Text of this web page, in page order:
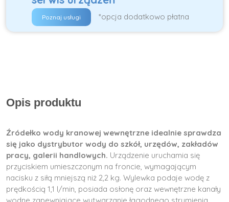
Poznaj usługi *opcja dodatkowo płatna
Opis produktu
Źródełko wody kranowej wewnętrzne idealnie sprawdza
się jako dystrybutor wody do szkół, urzędów, zakładów
pracy, galerii handlowych. Urządzenie uruchamia się
przyciskiem umieszczonym na froncie, wymagającym
nacisku z siłą mniejszą niż 2,2 kg. Wylewka podaje wodę z
prędkością 1,1 l/min, posiada osłonę oraz wewnętrzne kanały